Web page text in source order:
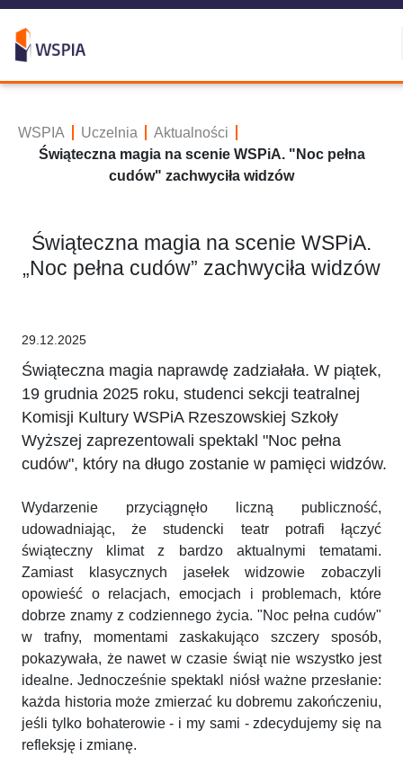
WSPIA Uczelnia
Aktualności
Świąteczna magia na scenie WSPiA. "Noc pełna
cudów" zachwyciła widzów
Świąteczna magia na scenie WSPiA.
„Noc pełna cudów” zachwyciła widzów
29.12.2025
Świąteczna magia naprawdę zadziałała. W piątek,
19 grudnia 2025 roku, studenci sekcji teatralnej
Komisji Kultury WSPiA Rzeszowskiej Szkoły
Wyższej zaprezentowali spektakl "Noc pełna
cudów", który na długo zostanie w pamięci widzów.
Wydarzenie przyciągnęło liczną publiczność,
udowadniając, że studencki teatr potrafi łączyć
świąteczny klimat z bardzo aktualnymi tematami.
Zamiast klasycznych jasełek widzowie zobaczyli
opowieść o relacjach, emocjach i problemach, które
dobrze znamy z codziennego życia. "Noc pełna cudów"
w trafny, momentami zaskakująco szczery sposób,
pokazywała, że nawet w czasie świąt nie wszystko jest
idealne. Jednocześnie spektakl niósł ważne przesłanie:
każda historia może zmierzać ku dobremu zakończeniu,
jeśli tylko bohaterowie - i my sami - zdecydujemy się na
refleksję i zmianę.